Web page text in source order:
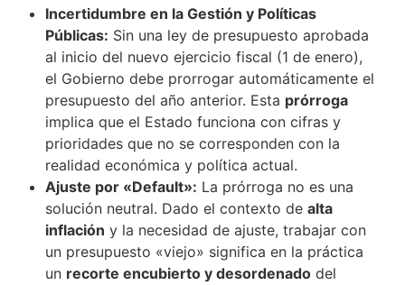
Incertidumbre en la Gestión y Políticas
Públicas: Sin una ley de presupuesto aprobada
al inicio del nuevo ejercicio fiscal (1 de enero),
el Gobierno debe prorrogar automáticamente el
presupuesto del año anterior. Esta prórroga
implica que el Estado funciona con cifras y
prioridades que no se corresponden con la
realidad económica y política actual.
Ajuste por «Default»: La prórroga no es una
solución neutral. Dado el contexto de alta
inflación y la necesidad de ajuste, trabajar con
un presupuesto «viejo» significa en la práctica
un recorte encubierto y desordenado del